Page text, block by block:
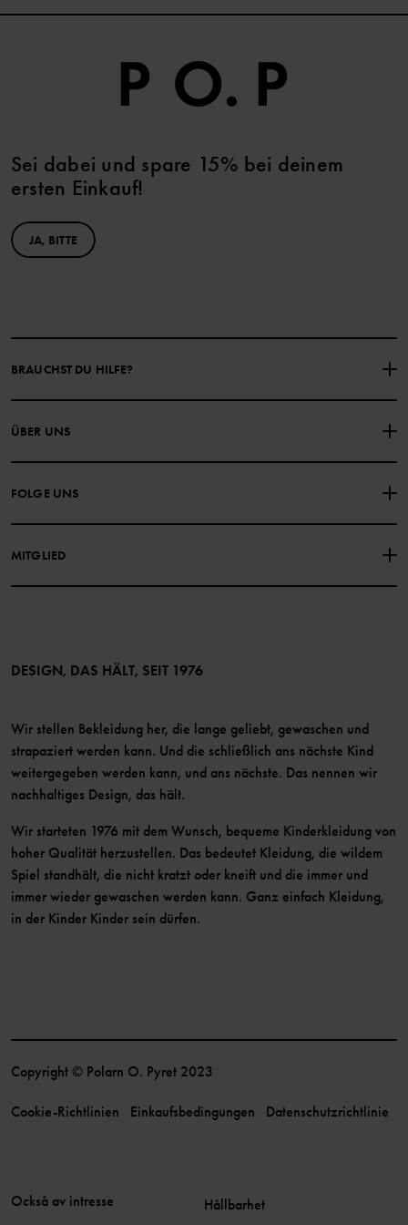
Sei dabei und spare 15% bei deinem
ersten Einkauf!
JA, BITTE
BRAUCHST DU HILFE?
NIMM KONTAKT ZU UNS AUF
HÄUFIG GESTELLTE FRAGEN EINKAUFSBEDINGUNGEN
DATENSCHUTZRICHTLINIE
ÜBER UNS
FOLGE UNS
MITGLIED
Mitglied werden
DESIGN, DAS HÄLT, SEIT 1976
Wir stellen Bekleidung her, die lange geliebt, gewaschen und
strapaziert werden kann. Und die schließlich ans nächste Kind
weitergegeben werden kann, und ans nächste. Das nennen wir
nachhaltiges Design, das hält.
Wir starteten 1976 mit dem Wunsch, bequeme Kinderkleidung von
hoher Qualität herzustellen. Das bedeutet Kleidung, die wildem
Spiel standhält, die nicht kratzt oder kneift und die immer und
immer wieder gewaschen werden kann. Ganz einfach Kleidung,
in der Kinder Kinder sein dürfen.
Copyright © Polarn O. Pyret 2023
Cookie-Richtlinien Einkaufsbedingungen Datenschutzrichtlinie
Också av intresse
Hållbarhet